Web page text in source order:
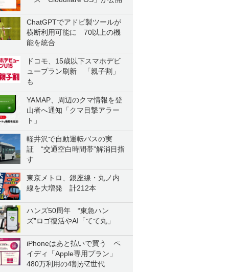
ChatGPTでアドビ製ツールが
横断利用可能に 70以上の機
能を統合
ドコモ、15歳以下スマホデビ
ュープラン刷新 「親子割」
も
YAMAP、周辺のクマ情報を登
山者へ通知「クマ目撃アラー
ト」
軽井沢で自動運転バスの実
証 “交通空白時間帯”解消目指
す
東京メトロ、銀座線・丸ノ内
線を大増発 計212本
ハンズ50周年 “東急ハン
ズ”ロゴ復活やAI「てて丸」
iPhoneはあと払いで買う ペ
イディ「Apple専用プラン」
480万利用の4割がZ世代